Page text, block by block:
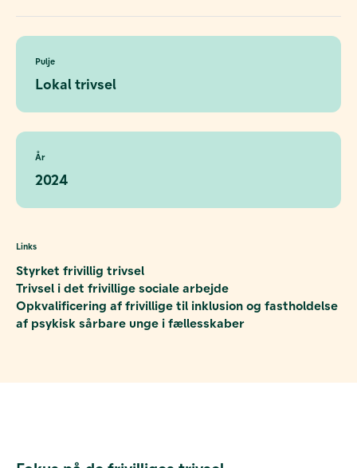
Pulje
Lokal trivsel
År
2024
Links
Styrket frivillig trivsel
Trivsel i det frivillige sociale arbejde
Opkvalificering af frivillige til inklusion og fastholdelse
af psykisk sårbare unge i fællesskaber